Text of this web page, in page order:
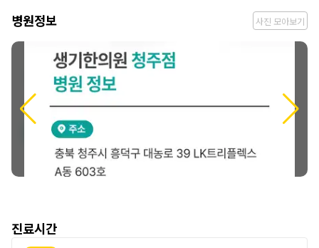
병
원
병원정보 사진 모아보기
진료시간